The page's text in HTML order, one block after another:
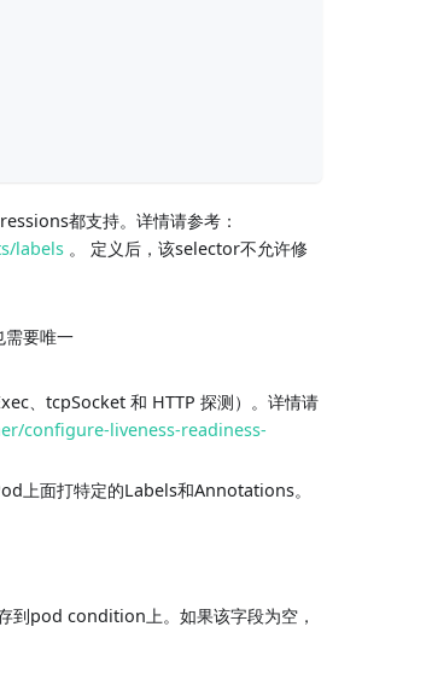
都支持。详情请参考：
labels 。 定义后，该selector不允许修
要唯一
、tcpSocket 和 HTTP 探测）。详情请
configure-liveness-readiness-
上面打特定的Labels和Annotations。
到pod condition上。如果该字段为空，